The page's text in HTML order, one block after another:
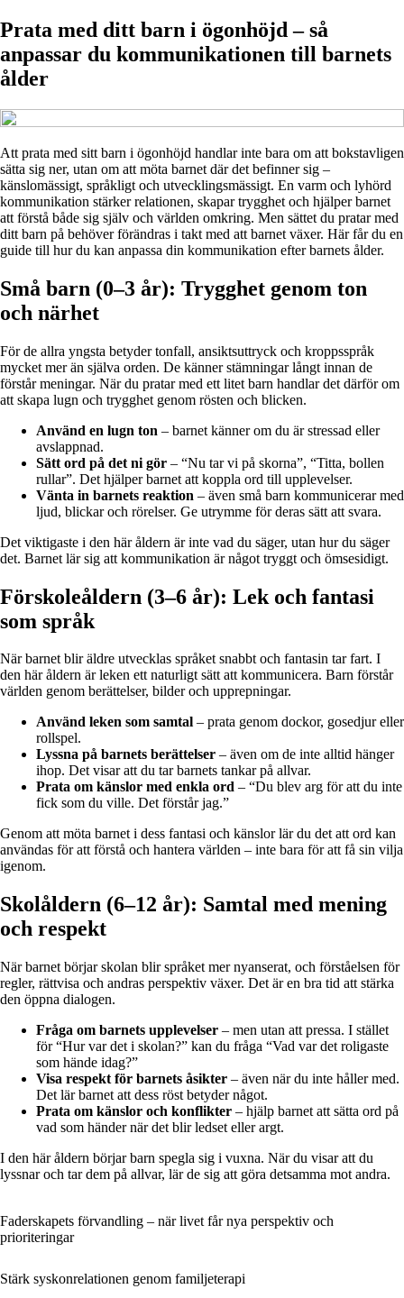
Prata med ditt barn i ögonhöjd – så
anpassar du kommunikationen till barnets
ålder
Att prata med sitt barn i ögonhöjd handlar inte bara om att bokstavligen
sätta sig ner, utan om att möta barnet där det befinner sig –
känslomässigt, språkligt och utvecklingsmässigt. En varm och lyhörd
kommunikation stärker relationen, skapar trygghet och hjälper barnet
att förstå både sig själv och världen omkring. Men sättet du pratar med
ditt barn på behöver förändras i takt med att barnet växer. Här får du en
guide till hur du kan anpassa din kommunikation efter barnets ålder.
Små barn (0–3 år): Trygghet genom ton
och närhet
För de allra yngsta betyder tonfall, ansiktsuttryck och kroppsspråk
mycket mer än själva orden. De känner stämningar långt innan de
förstår meningar. När du pratar med ett litet barn handlar det därför om
att skapa lugn och trygghet genom rösten och blicken.
Använd en lugn ton – barnet känner om du är stressad eller
avslappnad.
Sätt ord på det ni gör – “Nu tar vi på skorna”, “Titta, bollen
rullar”. Det hjälper barnet att koppla ord till upplevelser.
Vänta in barnets reaktion – även små barn kommunicerar med
ljud, blickar och rörelser. Ge utrymme för deras sätt att svara.
Det viktigaste i den här åldern är inte vad du säger, utan hur du säger
det. Barnet lär sig att kommunikation är något tryggt och ömsesidigt.
Förskoleåldern (3–6 år): Lek och fantasi
som språk
När barnet blir äldre utvecklas språket snabbt och fantasin tar fart. I
den här åldern är leken ett naturligt sätt att kommunicera. Barn förstår
världen genom berättelser, bilder och upprepningar.
Använd leken som samtal – prata genom dockor, gosedjur eller
rollspel.
Lyssna på barnets berättelser – även om de inte alltid hänger
ihop. Det visar att du tar barnets tankar på allvar.
Prata om känslor med enkla ord – “Du blev arg för att du inte
fick som du ville. Det förstår jag.”
Genom att möta barnet i dess fantasi och känslor lär du det att ord kan
användas för att förstå och hantera världen – inte bara för att få sin vilja
igenom.
Skolåldern (6–12 år): Samtal med mening
och respekt
När barnet börjar skolan blir språket mer nyanserat, och förståelsen för
regler, rättvisa och andras perspektiv växer. Det är en bra tid att stärka
den öppna dialogen.
Fråga om barnets upplevelser – men utan att pressa. I stället
för “Hur var det i skolan?” kan du fråga “Vad var det roligaste
som hände idag?”
Visa respekt för barnets åsikter – även när du inte håller med.
Det lär barnet att dess röst betyder något.
Prata om känslor och konflikter – hjälp barnet att sätta ord på
vad som händer när det blir ledset eller argt.
I den här åldern börjar barn spegla sig i vuxna. När du visar att du
lyssnar och tar dem på allvar, lär de sig att göra detsamma mot andra.
Faderskapets förvandling – när livet får nya perspektiv och
prioriteringar
Stärk syskonrelationen genom familjeterapi